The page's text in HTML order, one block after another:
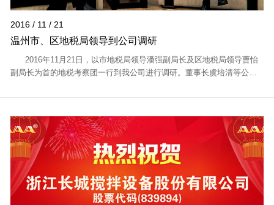
2016 / 11 / 21
温州市、区地税局领导到公司调研
2016年11月21日，以市地税局领导潘强副局长及区地税局领导曹怡
副局长为首的地税考察团一行到我公司进行调研。董事长虞培清等公司